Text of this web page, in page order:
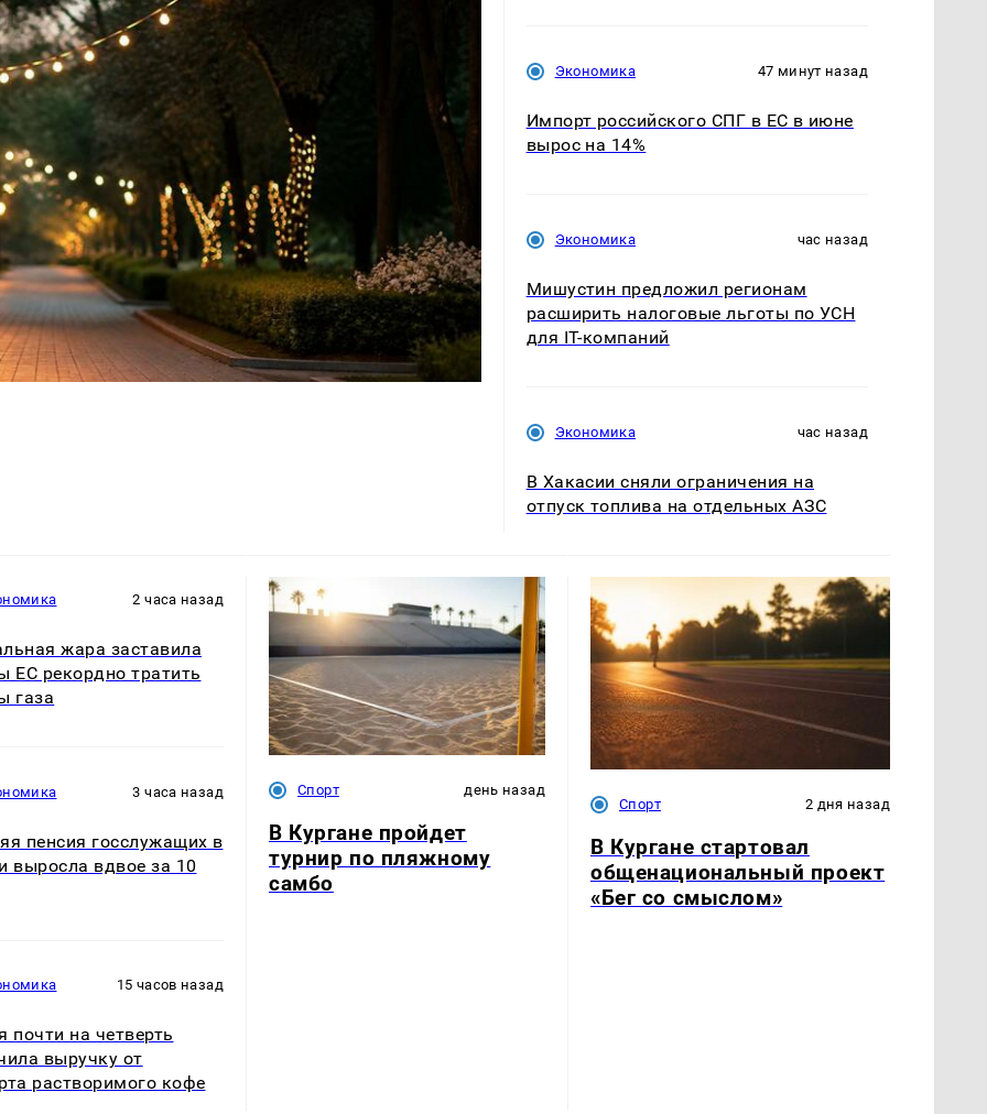
Экономика 47 минут назад
Импорт российского СПГ в ЕС в июне
вырос на 14%
Экономика час назад
Мишустин предложил регионам
расширить налоговые льготы по УСН
для IT-компаний
Экономика час назад
В Хакасии сняли ограничения на
отпуск топлива на отдельных АЗС
2 часа назад
жара заставила
ЕС рекордно тратить
газа
3 часа назад
пенсия госслужащих в
выросла вдвое за 10
15 часов назад
почти на четверть
выручку от
растворимого кофе
Спорт день назад
В Кургане пройдет
турнир по пляжному
самбо
Спорт 2 дня назад
В Кургане стартовал
общенациональный проект
«Бег со смыслом»